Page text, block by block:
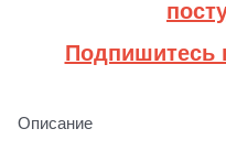
Подпишитесь
Описание